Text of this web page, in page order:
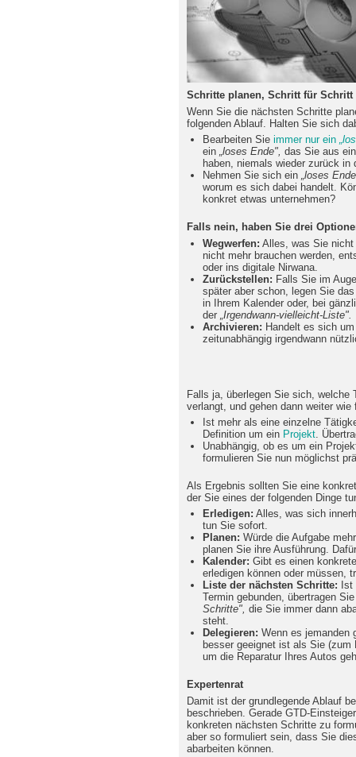
Schritte planen, Schritt für Schritt
Wenn Sie die nächsten Schritte
folgenden Ablauf. Halten Sie sich
Bearbeiten Sie immer nur ein
ein „loses Ende", das Sie aus
haben, niemals wieder zurück in
Nehmen Sie sich ein „loses
worum es sich dabei handelt.
konkret etwas unternehmen?
Falls nein, haben Sie drei
Wegwerfen: Alles, was Sie
nicht mehr brauchen werden,
oder ins digitale Nirwana.
Zurückstellen: Falls Sie im
später aber schon, legen Sie
in Ihrem Kalender oder, bei
der „Irgendwann-vielleicht-Liste".
Archivieren: Handelt es sich
zeitunabhängig irgendwann
Falls ja, überlegen Sie sich, welche
verlangt, und gehen dann weiter wie
Ist mehr als eine einzelne
Definition um ein Projekt .
Unabhängig, ob es um ein
formulieren Sie nun möglichst
Als Ergebnis sollten Sie eine
der Sie eines der folgenden Dinge
Erledigen: Alles, was sich
tun Sie sofort.
Planen: Würde die Aufgabe
planen Sie ihre Ausführung.
Kalender: Gibt es einen
erledigen können oder müssen,
Liste der nächsten Schritte: Ist
Termin gebunden, übertragen
Schritte", die Sie immer dann
steht.
Delegieren: Wenn es jemanden
besser geeignet ist als Sie
um die Reparatur Ihres Autos
Expertenrat
Damit ist der grundlegende Ablauf
beschrieben. Gerade GTD-
konkreten nächsten Schritte zu
aber so formuliert sein, dass Sie
abarbeiten können.